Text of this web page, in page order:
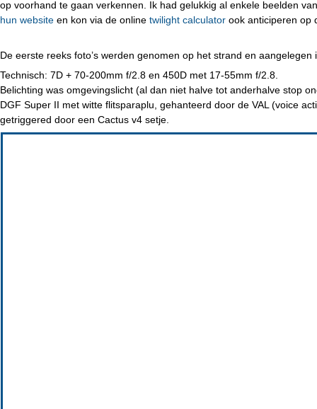
op voorhand te gaan verkennen. Ik had gelukkig al enkele beelden
hun website en kon via de online twilight calculator ook anticiperen op
De eerste reeks foto’s werden genomen op het strand en aangelegen
Technisch: 7D + 70-200mm f/2.8 en 450D met 17-55mm f/2.8.
Belichting was omgevingslicht (al dan niet halve tot anderhalve stop
DGF Super II met witte flitsparaplu, gehanteerd door de VAL (voice
getriggered door een Cactus v4 setje.